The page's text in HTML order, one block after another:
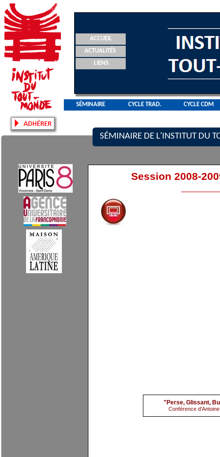
Conférence Antoine
Session 2008-
"Perse, Glissant,
Conférence
SÉMINAIRE DE L'INSTITUT DU
SÉMINAIRE CYCLE TRAD. CYCLE CDM
ACCUEIL
ACTUALITÉS
LIENS